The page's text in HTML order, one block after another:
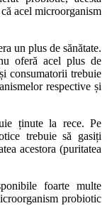
acel microorganism
un plus de sănătate.
oferă acel plus de
consumatorii trebuie
respective și
ținute la rece. Pe
trebuie să gasiți
acestora (puritatea
foarte multe
probiotic